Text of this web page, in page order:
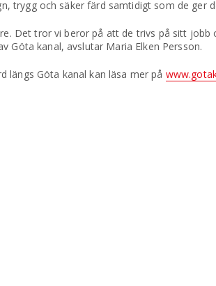
trygg och säker färd samtidigt som de ger
Det tror vi beror på att de trivs på sitt
Göta kanal, avslutar Maria Elken Persson.
längs Göta kanal kan läsa mer på